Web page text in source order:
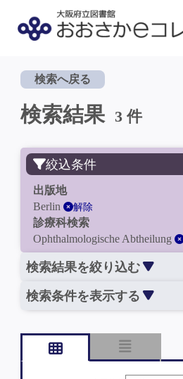
検索へ戻る
検索結果 3 件
絞込条件
出版地
Berlin
解除
診療科検索
Ophthalmologische Abtheilung
検索結果を絞り込む
検索条件を表示する